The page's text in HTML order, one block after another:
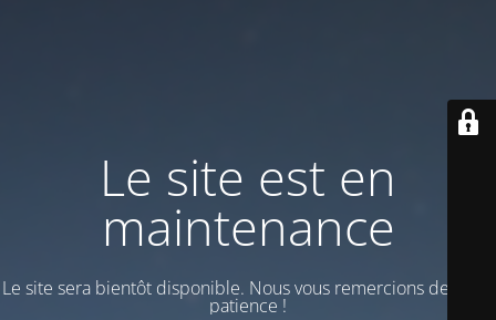
Le site est en
maintenance
Le site sera bientôt disponible. Nous vous remercions de votre
patience !